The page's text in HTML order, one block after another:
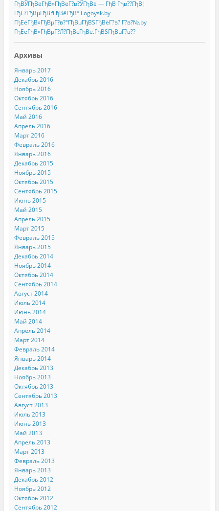
ГђВЎГђВёГђВ»ГђВёГ?в?ЎГђВё — ГђВ Гђв??ГђВ¦
ГђЕ?ГђВµГђВґГђВёГђВ° Logoysk.by
ГђЕёГђВ»ГђВµГ?в?°ГђВµГђВЅГђВёГ?в? Г?в?№.by
ГђЕёГђВ»ГђВµГ?Л?ГђВєГђВё.ГђВЅГђВµГ?в??
Архивы
Январь 2017
Декабрь 2016
Ноябрь 2016
Октябрь 2016
Сентябрь 2016
Май 2016
Апрель 2016
Март 2016
Февраль 2016
Январь 2016
Декабрь 2015
Ноябрь 2015
Октябрь 2015
Сентябрь 2015
Июнь 2015
Май 2015
Апрель 2015
Март 2015
Февраль 2015
Январь 2015
Декабрь 2014
Ноябрь 2014
Октябрь 2014
Сентябрь 2014
Август 2014
Июль 2014
Июнь 2014
Май 2014
Апрель 2014
Март 2014
Февраль 2014
Январь 2014
Декабрь 2013
Ноябрь 2013
Октябрь 2013
Сентябрь 2013
Август 2013
Июль 2013
Июнь 2013
Май 2013
Апрель 2013
Март 2013
Февраль 2013
Январь 2013
Декабрь 2012
Ноябрь 2012
Октябрь 2012
Сентябрь 2012